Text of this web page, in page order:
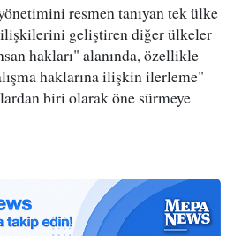
resmen tanıyan tek ülke
geliştiren diğer ülkeler
hakları" alanında, özellikle
haklarına ilişkin ilerleme"
biri olarak öne sürmeye